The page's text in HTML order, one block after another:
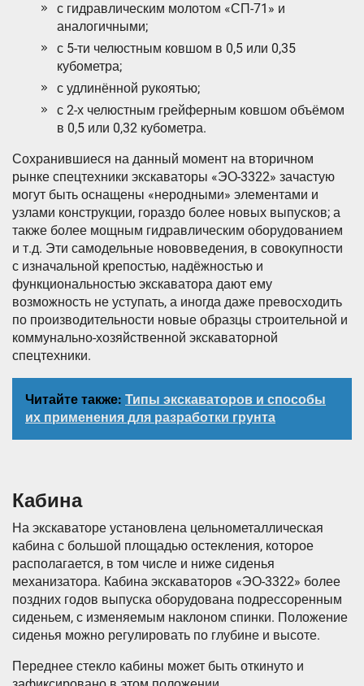
с гидравлическим молотом «СП-71» и
аналогичными;
с 5-ти челюстным ковшом в 0,5 или 0,35
кубометра;
с удлинённой рукоятью;
с 2-х челюстным грейферным ковшом объёмом
в 0,5 или 0,32 кубометра.
Сохранившиеся на данный момент на вторичном
рынке спецтехники экскаваторы «ЭО-3322» зачастую
могут быть оснащены «неродными» элементами и
узлами конструкции, гораздо более новых выпусков; а
также более мощным гидравлическим оборудованием
и т.д. Эти самодельные нововведения, в совокупности
с изначальной крепостью, надёжностью и
функциональностью экскаватора дают ему
возможность не уступать, а иногда даже превосходить
по производительности новые образцы строительной и
коммунально-хозяйственной экскаваторной
спецтехники.
Читайте также: Типы экскаваторов и способы
их применения для разработки грунта
Кабина
На экскаваторе установлена цельнометаллическая
кабина с большой площадью остекления, которое
располагается, в том числе и ниже сиденья
механизатора. Кабина экскаваторов «ЭО-3322» более
поздних годов выпуска оборудована подрессоренным
сиденьем, с изменяемым наклоном спинки. Положение
сиденья можно регулировать по глубине и высоте.
Переднее стекло кабины может быть откинуто и